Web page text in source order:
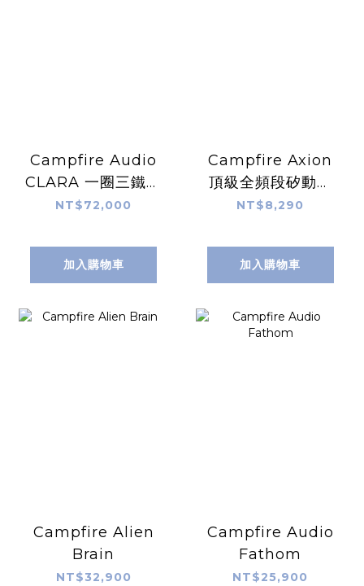
Campfire Audio
CLARA 一圈三鐵入
耳式耳機
NT$72,000
加入購物車
Campfire Axion
頂級全頻段矽動圈
入耳式耳機
NT$8,290
加入購物車
Campfire Alien
Brain
NT$32,900
Campfire Audio
Fathom
NT$25,900